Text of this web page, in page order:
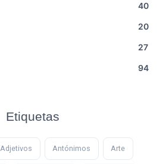
40
20
27
94
Etiquetas
Adjetivos Antónimos Arte